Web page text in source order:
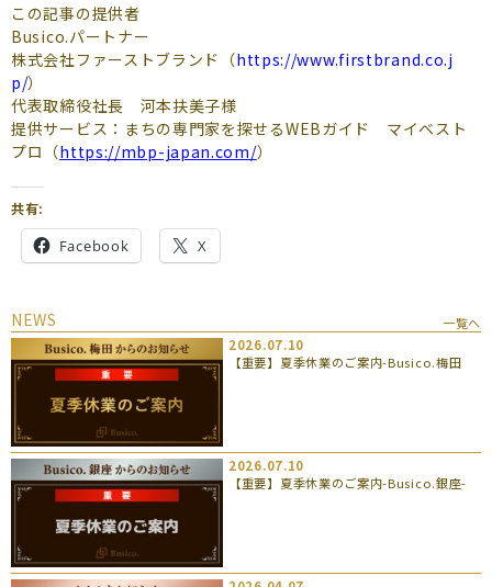
この記事の提供者
Busico.パートナー
株式会社ファーストブランド（https://www.firstbrand.co.j
p/）
代表取締役社長 河本扶美子様
提供サービス：まちの専門家を探せるWEBガイド マイベスト
プロ（https://mbp-japan.com/）
共有:
Facebook X
NEWS
一覧へ
2026.07.10
【重要】夏季休業のご案内-Busico.梅田
2026.07.10
【重要】夏季休業のご案内-Busico.銀座-